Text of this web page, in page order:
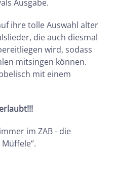
Ausgabe.
ihre tolle Auswahl alter
die auch diesmal
wird, sodass
mitsingen können.
mit einem
im ZAB - die